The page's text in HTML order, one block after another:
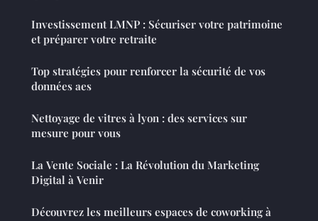
Investissement LMNP : Sécuriser votre patrimoine
et préparer votre retraite
Top stratégies pour renforcer la sécurité de vos
données aes
Nettoyage de vitres à lyon : des services sur
mesure pour vous
La Vente Sociale : La Révolution du Marketing
Digital à Venir
Découvrez les meilleurs espaces de coworking à